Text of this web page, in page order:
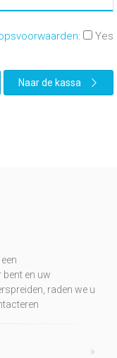
: Yes
Naar de kassa
en uw
raden we u